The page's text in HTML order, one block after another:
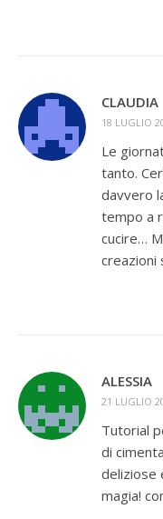
CLAUDIA
18 LUGLIO
Le
tanto.
davvero
tempo a
cucire…
creazioni
ALESSIA
21 LUGLIO
Tutorial
di
deliziose
magia!